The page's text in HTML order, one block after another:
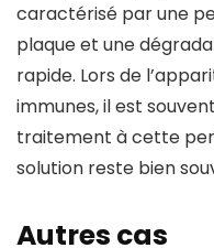
caractérisé par une
plaque et une
rapide. Lors de
immunes, il est
traitement à cette
solution reste bien
Autres cas